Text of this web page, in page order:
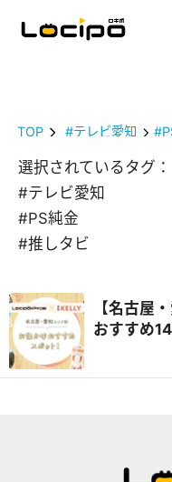
TOP #テレビ愛知
選択されているタグ：
#テレビ愛知
#PS純金
#推しタビ
【名古屋
おすすめ